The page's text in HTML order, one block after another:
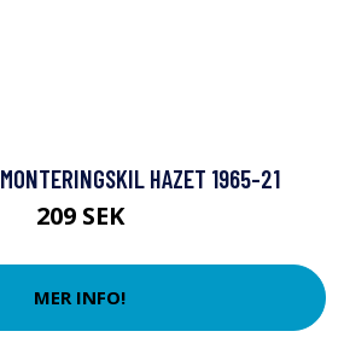
HAZET 1965-21
209 SEK
MER INFO!